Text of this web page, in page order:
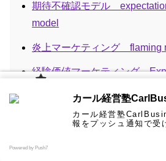
期待不確認モデル
model
炎上マーケティング flaming
経験価値マーケティング
行動ターゲティング広告と
behavioral targeting
advertising
製品ライフサイクル Product
ばれまし
コンサル
ティング
経営学用
語集
認定コン
サルタン
無料メル
マガ！
カール経営塾
報をプッシュ通知で受
Powered by Push7